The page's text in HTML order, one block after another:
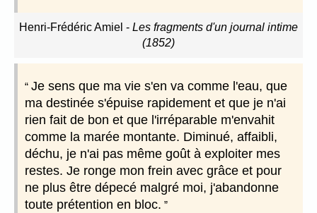
Henri-Frédéric Amiel - Les fragments d'un journal intime
(1852)
Je sens que ma vie s'en va comme l'eau, que
ma destinée s'épuise rapidement et que je n'ai
rien fait de bon et que l'irréparable m'envahit
comme la marée montante. Diminué, affaibli,
déchu, je n'ai pas même goût à exploiter mes
restes. Je ronge mon frein avec grâce et pour
ne plus être dépecé malgré moi, j'abandonne
toute prétention en bloc.